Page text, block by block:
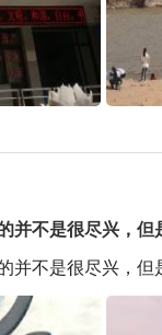
并不是很尽兴，但
不是很尽兴，